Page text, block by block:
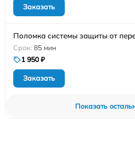
Заказать
Поломка системы защиты от
85 мин
1 950 ₽
Заказать
Показать